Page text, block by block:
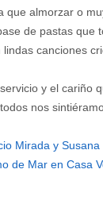
que almorzar o
de pastas que
canciones
y el cariño
nos